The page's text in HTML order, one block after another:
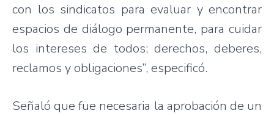
con los sindicatos para evaluar y encontrar
espacios de diálogo permanente, para cuidar
los intereses de todos; derechos, deberes,
reclamos y obligaciones”, especificó.
Señaló que fue necesaria la aprobación de un